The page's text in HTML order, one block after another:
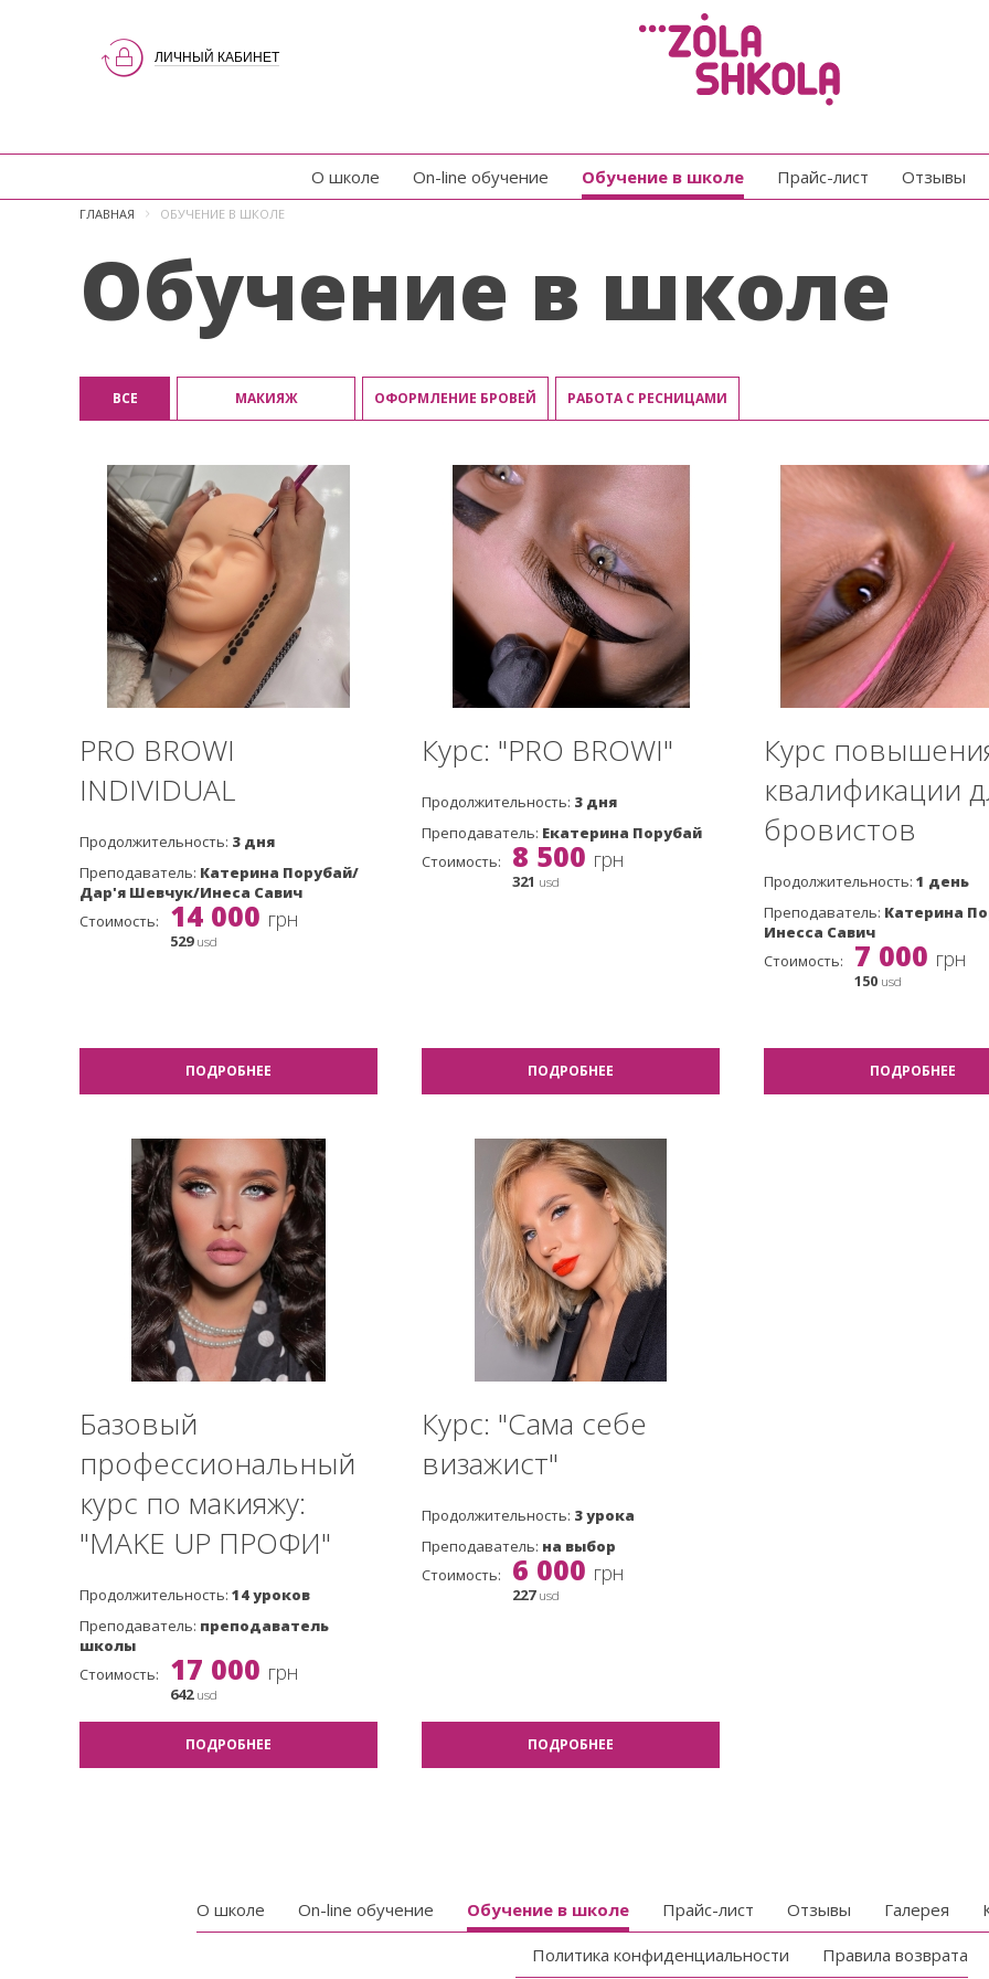
ЛИЧНЫЙ КАБИНЕТ
О школе On-line обучение Обучение в школе Прайс-лист Отзывы
ГЛАВНАЯ ОБУЧЕНИЕ В ШКОЛЕ
Обучение в школе
ВСЕ МАКИЯЖ ОФОРМЛЕНИЕ БРОВЕЙ РАБОТА С РЕСНИЦАМИ
PRO BROWI
INDIVIDUAL
Продолжительность: 3 дня
Преподаватель: Катерина Порубай/
Дар'я Шевчук/Инеса Савич
Стоимость:
14 000 грн
529usd
ПОДРОБНЕЕ
Курс: "PRO BROWI"
Продолжительность: 3 дня
Преподаватель: Екатерина Порубай
Стоимость:
8 500 грн
321 usd
ПОДРОБНЕЕ
Курс
квалификации
бровистов
Продолжительность: 1 день
Преподаватель: Катерина
Инесса Савич
Стоимость:
7 000 грн
150 usd
ПОДРОБНЕЕ
Базовый
профессиональный
курс по макияжу:
"MAKE UP ПРОФИ"
Продолжительность: 14 уроков
Преподаватель: преподаватель
школы
Стоимость:
17 000 грн
642usd
ПОДРОБНЕЕ
Курс: "Сама себе
визажист"
Продолжительность: 3 урока
Преподаватель: на выбор
Стоимость:
6 000 грн
227usd
ПОДРОБНЕЕ
О школе On-line обучение Обучение в школе Прайс-лист Отзывы Галерея
Политика конфиденциальности Правила возврата